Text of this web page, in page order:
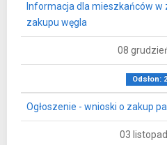
Informacja dla mieszkańców
zakupu węgla
08
Odsłon:
Ogłoszenie - wnioski o zakup
03